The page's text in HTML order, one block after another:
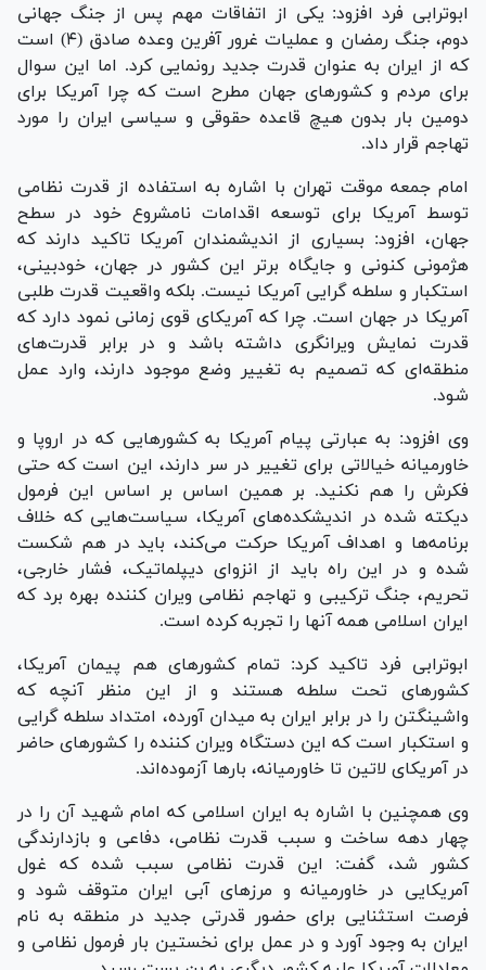
ابوترابی فرد افزود: یکی از اتفاقات مهم پس از جنگ جهانی
دوم، جنگ رمضان و عملیات غرور آفرین وعده صادق (۴) است
که از ایران به عنوان قدرت جدید رونمایی کرد. اما این سوال
برای مردم و کشور‌های جهان مطرح است که چرا آمریکا برای
دومین بار بدون هیچ قاعده حقوقی و سیاسی ایران را مورد
تهاجم قرار داد.
امام جمعه موقت تهران با اشاره به استفاده از قدرت نظامی
توسط آمریکا برای توسعه اقدامات نامشروع خود در سطح
جهان، افزود: بسیاری از اندیشمندان آمریکا تاکید دارند که
هژمونی کنونی و جایگاه برتر این کشور در جهان، خودبینی،
استکبار و سلطه گرایی آمریکا نیست. بلکه واقعیت قدرت طلبی
آمریکا در جهان است. چرا که آمریکای قوی زمانی نمود دارد که
قدرت نمایش ویرانگری داشته باشد و در برابر قدرت‌های
منطقه‌ای که تصمیم به تغییر وضع موجود دارند، وارد عمل
شود.
وی افزود: به عبارتی پیام آمریکا به کشور‌هایی که در اروپا و
خاورمیانه خیالاتی برای تغییر در سر دارند، این است که حتی
فکرش را هم نکنید. بر همین اساس بر اساس این فرمول
دیکته شده در اندیشکده‌های آمریکا، سیاست‌هایی که خلاف
برنامه‌ها و اهداف آمریکا حرکت می‌کند، باید در هم شکست
شده و در این راه باید از انزوای دیپلماتیک، فشار خارجی،
تحریم، جنگ ترکیبی و تهاجم نظامی ویران کننده بهره برد که
ایران اسلامی همه آنها را تجربه کرده است.
ابوترابی فرد تاکید کرد: تمام کشور‌های هم پیمان آمریکا،
کشور‌های تحت سلطه هستند و از این منظر آنچه که
واشینگتن را در برابر ایران به میدان آورده، امتداد سلطه گرایی
و استکبار است که این دستگاه ویران کننده را کشور‌های حاضر
در آمریکای لاتین تا خاورمیانه، بار‌ها آزموده‌اند.
وی همچنین با اشاره به ایران اسلامی که امام شهید آن را در
چهار دهه ساخت و سبب قدرت نظامی، دفاعی و بازدارندگی
کشور شد، گفت: این قدرت نظامی سبب شده که غول
آمریکایی در خاورمیانه و مرز‌های آبی ایران متوقف شود و
فرصت استثنایی برای حضور قدرتی جدید در منطقه به نام
ایران به وجود آورد و در عمل برای نخستین بار فرمول نظامی و